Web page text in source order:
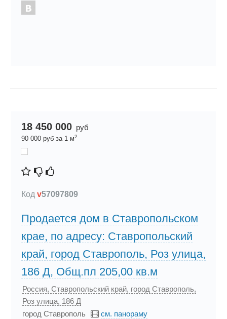
18 450 000 руб
90 000 руб за 1 м2
Код v57097809
Продается дом в Ставропольском
крае, по адресу: Ставропольский
край, город Ставрополь, Роз улица,
186 Д, Общ.пл 205,00 кв.м
Россия, Ставропольский край, город Ставрополь,
Роз улица, 186 Д
город Ставрополь
см. панораму